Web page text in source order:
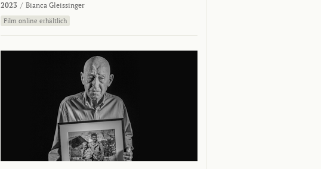
2023 / Bianca Gleissinger
Film online erhältlich